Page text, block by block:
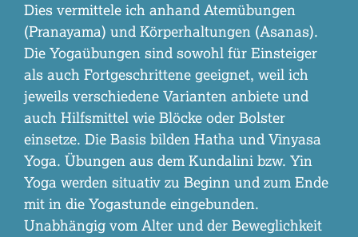
Dies vermittele ich anhand Atemübungen
(Pranayama) und Körperhaltungen (Asanas).
Die Yogaübungen sind sowohl für Einsteiger
als auch Fortgeschrittene geeignet, weil ich
jeweils verschiedene Varianten anbiete und
auch Hilfsmittel wie Blöcke oder Bolster
einsetze. Die Basis bilden Hatha und Vinyasa
Yoga. Übungen aus dem Kundalini bzw. Yin
Yoga werden situativ zu Beginn und zum Ende
mit in die Yogastunde eingebunden.
Unabhängig vom Alter und der Beweglichkeit